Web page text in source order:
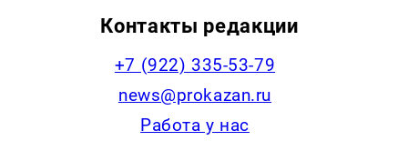
Контакты редакции
+7 (922) 335-53-79
news@prokazan.ru
Работа у нас